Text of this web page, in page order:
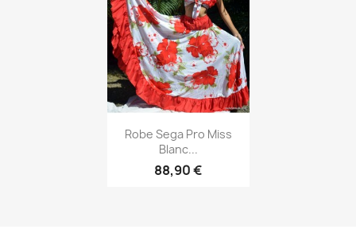
Aperçu rapide
Robe Sega Pro Miss
Blanc...
88,90 €